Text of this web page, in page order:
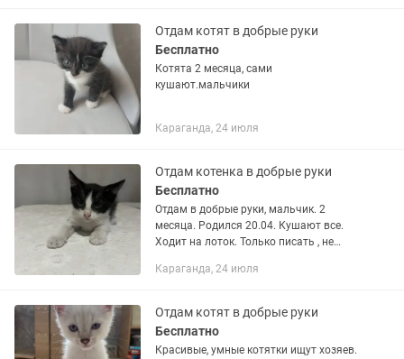
Отдам котят в добрые руки
Бесплатно
Котята 2 месяца, сами
кушают.мальчики
Караганда, 24 июля
Отдам котенка в добрые руки
Бесплатно
Отдам в добрые руки, мальчик. 2
месяца. Родился 20.04. Кушают все.
Ходит на лоток. Только писать , не
большой Михайловке.
Караганда, 24 июля
Отдам котят в добрые руки
Бесплатно
Красивые, умные котятки ищут хозяев.